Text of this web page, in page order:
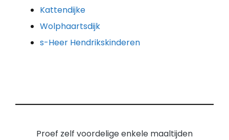
Kattendijke
Wolphaartsdijk
s-Heer Hendrikskinderen
Proef zelf voordelige enkele maaltijden